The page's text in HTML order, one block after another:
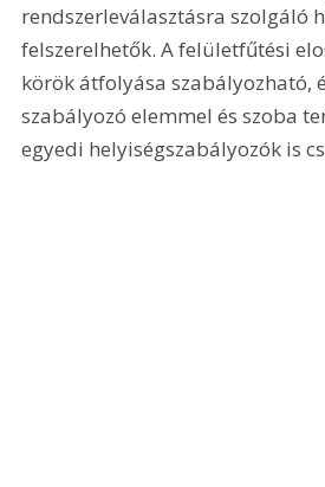
rendszerleválasztásra szolgáló
felszerelhetők. A felületfűtési
körök átfolyása szabályozható,
szabályozó elemmel és szoba
egyedi helyiségszabályozók is